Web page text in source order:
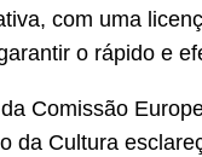
com uma
o rápido e
Comissão
da Cultura